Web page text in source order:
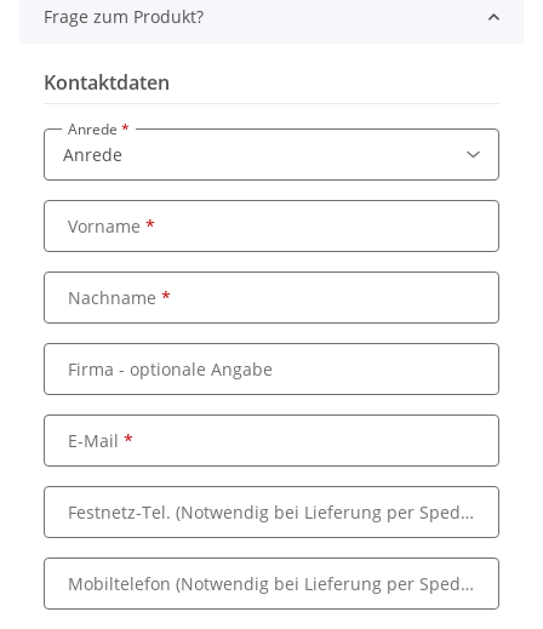
Frage zum Produkt?
Kontaktdaten
Anrede
Vorname
Nachname
Firma - optionale Angabe
E-Mail
Festnetz-Tel. (Notwendig bei Lieferung per Spedition)
Mobiltelefon (Notwendig bei Lieferung per Spedition)